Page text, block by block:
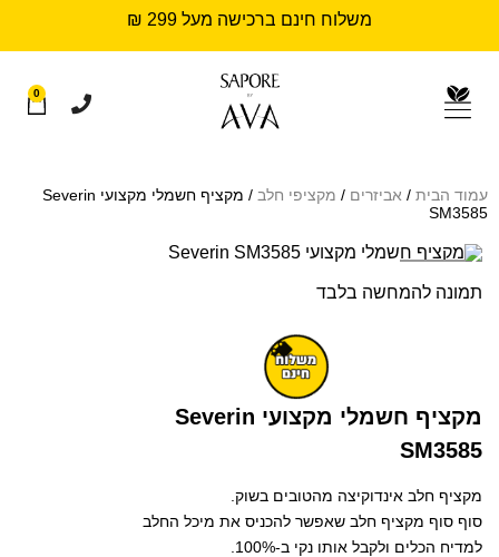
משלוח חינם ברכישה מעל 299 ₪
0
עמוד הבית / אביזרים / מקציפי חלב
/ מקציף חשמלי מקצועי Severin
SM3585
תמונה להמחשה בלבד
מקציף חשמלי מקצועי Severin
SM3585
מקציף חלב אינדוקיצה מהטובים בשוק.
סוף סוף מקציף חלב שאפשר להכניס את מיכל החלב
למדיח הכלים ולקבל אותו נקי ב-100%.